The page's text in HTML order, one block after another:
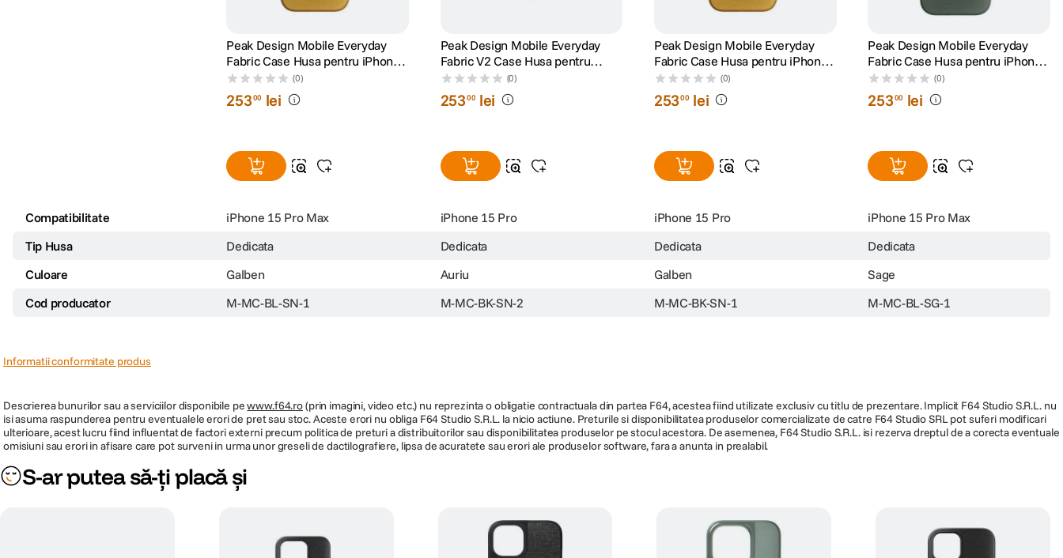
Peak Design Mobile Everyday
Fabric Case Husa pentru iPhone
15 Pro Max Sun
(0)
25300 lei
Peak Design Mobile Everyday
Fabric V2 Case Husa pentru
iPhone 15 Pro Sun
(0)
25300 lei
Peak Design Mobile Everyday
Fabric Case Husa pentru iPhone
15 Pro Sun (0)
25300 lei
Peak Design Mobile Everyday
Fabric Case Husa pentru iPhone
15 Pro Max Sage
(0)
25300 lei
Compatibilitate iPhone 15 Pro Max iPhone 15 Pro iPhone 15 Pro
iPhone 15 Pro Max
Tip Husa
Dedicata Dedicata Dedicata
Dedicata
Culoare
Galben Auriu Galben
Sage
Cod producator
M-MC-BL-SN-1 M-MC-BK-SN-2 M-MC-BK-SN-1 M-MC-BL-SG-1
Informatii conformitate produs
Descrierea bunurilor sau a serviciilor disponibile pewww.f64.ro(prin imagini, video etc.) nu reprezinta o obligatie contractuala din partea F64, acestea fiind utilizate exclusiv cu titlu de prezentare. Implicit F64 Studio S.R.L. nu
isi asuma raspunderea pentru eventualele erori de pret sau stoc. Aceste erori nu obliga F64 Studio S.R.L. la nicio actiune. Preturile si disponibilitatea produselor comercializate de catre F64 Studio SRL pot suferi modificari
ulterioare, acest lucru fiind influentat de factori externi precum politica de preturi a distribuitorilor sau disponibilitatea produselor pe stocul acestora. De asemenea, F64 Studio S.R.L. isi rezerva dreptul de a corecta eventuale
omisiuni sau erori in afisare care pot surveni in urma unor greseli de dactilografiere, lipsa de acuratete sau erori ale produselor software, fara a anunta in prealabil.
S-ar putea să-ți placă și